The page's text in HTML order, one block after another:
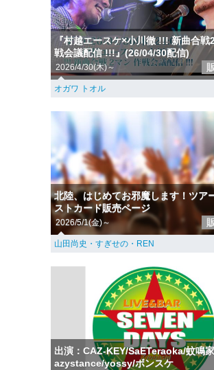
『村越エースケ×小川徹 !!! 新曲合戦
戦会議配信 !!!』(26/04/30配信)
2026/4/30(木)～
オガワ トオル
北陸、はじめてお邪魔します！ツア
ストカード販売ページ
2026/5/1(金)～
山田尚史・すぎせの・REN
出演：CAZ-KEY/SaETeraoka/蚊鳴
azystance/yossy/ボンスケ